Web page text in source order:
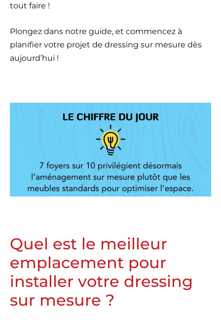
tout faire !
Plongez dans notre guide, et commencez à
planifier votre projet de dressing sur mesure dès
aujourd’hui !
Quel est le meilleur
emplacement pour
installer votre dressing
sur mesure ?